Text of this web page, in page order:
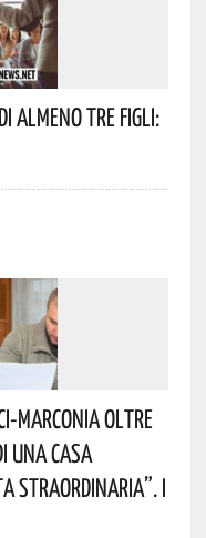
Almeno Tre Figli:
Marconia Oltre
Una Casa
Straordinaria”. I